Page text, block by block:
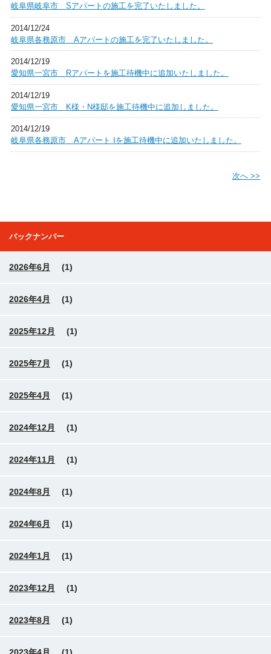
岐阜県岐阜市 Sアパートの施工を完了いたしました。
2014/12/24
岐阜県各務原市 Aアパートの施工を完了いたしました。
2014/12/19
愛知県一宮市 Rアパートを施工待機中に追加いたしました。
2014/12/19
愛知県一宮市 K様・N様邸を施工待機中に追加しました。
2014/12/19
岐阜県各務原市 Aアパート Ⅰを施工待機中に追加いたしました。
次へ >>
バックナンバー
2026年6月 (1)
2026年4月 (1)
2025年12月 (1)
2025年7月 (1)
2025年4月 (1)
2024年12月 (1)
2024年11月 (1)
2024年8月 (1)
2024年6月 (1)
2024年1月 (1)
2023年12月 (1)
2023年8月 (1)